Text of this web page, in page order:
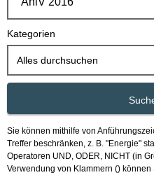
o
Kategorien
Alles durchsuchen
Sie können mithilfe von
Treffer beschränken, z. B. "Energie"
Operatoren UND, ODER, NICHT (in
Verwendung von Klammern ()